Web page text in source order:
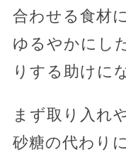
合わせる食材
ゆるやかにし
りする助けに
まず取り入れ
砂糖の代わり